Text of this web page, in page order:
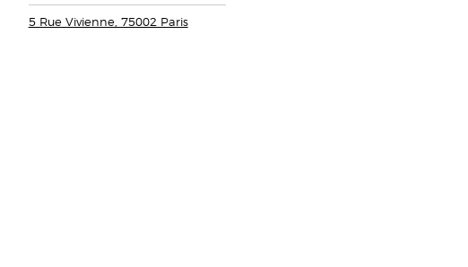
5 Rue Vivienne, 75002 Paris